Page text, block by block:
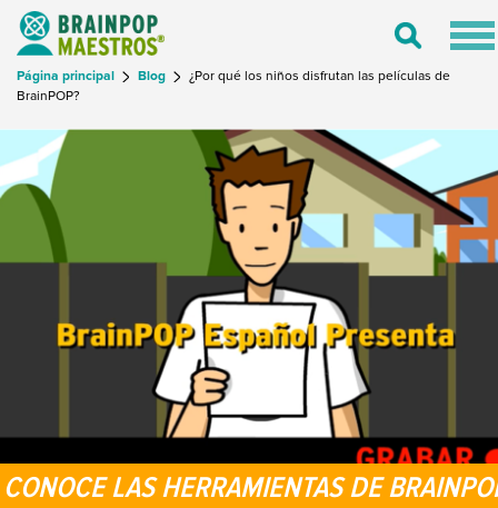
Toggle
Página principal Blog
¿Por qué los niños disfrutan las películas de
BrainPOP?
CONOCE LAS HERRAMIENTAS DE